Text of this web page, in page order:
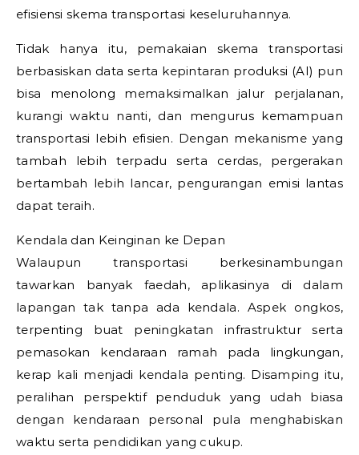
efisiensi skema transportasi keseluruhannya.
Tidak hanya itu, pemakaian skema transportasi
berbasiskan data serta kepintaran produksi (AI) pun
bisa menolong memaksimalkan jalur perjalanan,
kurangi waktu nanti, dan mengurus kemampuan
transportasi lebih efisien. Dengan mekanisme yang
tambah lebih terpadu serta cerdas, pergerakan
bertambah lebih lancar, pengurangan emisi lantas
dapat teraih.
Kendala dan Keinginan ke Depan
Walaupun transportasi berkesinambungan
tawarkan banyak faedah, aplikasinya di dalam
lapangan tak tanpa ada kendala. Aspek ongkos,
terpenting buat peningkatan infrastruktur serta
pemasokan kendaraan ramah pada lingkungan,
kerap kali menjadi kendala penting. Disamping itu,
peralihan perspektif penduduk yang udah biasa
dengan kendaraan personal pula menghabiskan
waktu serta pendidikan yang cukup.